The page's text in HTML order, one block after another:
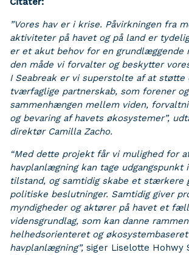
”Vores hav er i krise. Påvirkningen fra
aktiviteter på havet og på land er
er et akut behov for en grundlæggende
den måde vi forvalter og beskytter
I Seabreak er vi superstolte af at støtte
tværfaglige partnerskab, som forener
sammenhængen mellem viden,
og bevaring af havets økosystemer”,
direktør Camilla Zacho.
“Med dette projekt får vi mulighed for
havplanlægning kan tage udgangspunkt
tilstand, og samtidig skabe et stærkere
politiske beslutninger. Samtidig giver
myndigheder og aktører på havet et
vidensgrundlag, som kan danne
helhedsorienteret og
havplanlægning”, siger Liselotte Hohwy